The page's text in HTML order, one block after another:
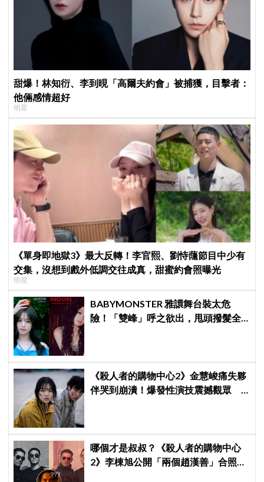
甜爆！林知衍、李到晛「高爾夫約會」被捕獲，目擊者：
他倆感情超好
明星
《單身即地獄3》最大反轉！李官熙、劉恃蘟節目中少有
交集，沒想到戲外低調交往成真，甜蜜約會照曝光
明星
BABYMONSTER 雅譞舞台裝太危
險！「雙峰」呼之欲出，甩頭撥髮全
《殺人者的購物中心2》金慧峻痛失夥
伴哭到崩潰！爆發性演技震撼觀眾
哪個才是叔叔？《殺人者的購物中心
2》李棟旭公開「兩個趙漢善」合照，